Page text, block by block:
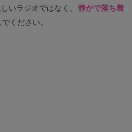
いラジオではなく、 静かで落ち着
ください。